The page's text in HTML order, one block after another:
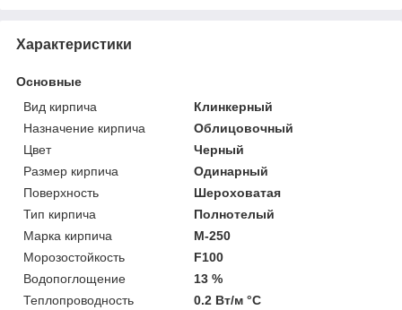
Характеристики
Основные
Вид кирпича
Клинкерный
Назначение кирпича
Облицовочный
Цвет
Черный
Размер кирпича
Одинарный
Поверхность
Шероховатая
Тип кирпича
Полнотелый
Марка кирпича
М-250
Морозостойкость
F100
Водопоглощение
13 %
Теплопроводность
0.2 Вт/м °С